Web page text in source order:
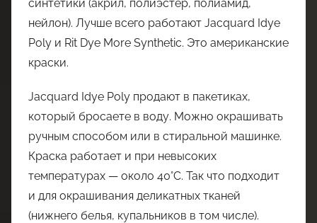
синтетики (акрил, полиэстер, полиамид,
нейлон). Лучше всего работают Jacquard Idye
Poly и Rit Dye More Synthetic. Это американские
краски.
Jacquard Idye Poly продают в пакетиках,
который бросаете в воду. Можно окрашивать
ручным способом или в стиральной машинке.
Краска работает и при невысоких
температурах — около 40°C. Так что подходит
и для окрашивания деликатных тканей
(нижнего белья, купальников в том числе).